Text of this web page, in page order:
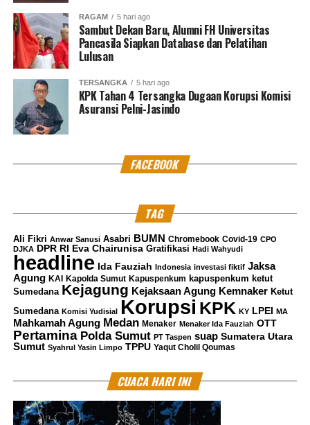
RAGAM 5 hari ago
Sambut Dekan Baru, Alumni FH Universitas
Pancasila Siapkan Database dan Pelatihan
Lulusan
TERSANGKA 5 hari ago
KPK Tahan 4 Tersangka Dugaan Korupsi Komisi
Asuransi Pelni-Jasindo
FACEBOOK
TAG
Ali Fikri Anwar Sanusi Asabri BUMN Chromebook Covid-19 CPO
DJKA
DPR RI Eva Chairunisa Gratifikasi Hadi Wahyudi
headline Ida Fauziah Indonesia investasi fiktif Jaksa
Agung KAI Kapolda Sumut Kapuspenkum kapuspenkum ketut
Sumedana Kejagung Kejaksaan Agung Kemnaker Ketut
Sumedana Komisi Yudisial Korupsi KPK KY LPEI MA
Mahkamah Agung Medan Menaker Menaker Ida Fauziah OTT
Pertamina Polda Sumut PT Taspen suap Sumatera Utara
Sumut Syahrul Yasin Limpo TPPU Yaqut Cholil Qoumas
CUACA HARI INI